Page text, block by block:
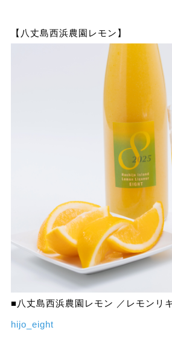
【八丈島西浜農園レモン】
■八丈島西浜農園レモン ／レモンリ
hijo_eight